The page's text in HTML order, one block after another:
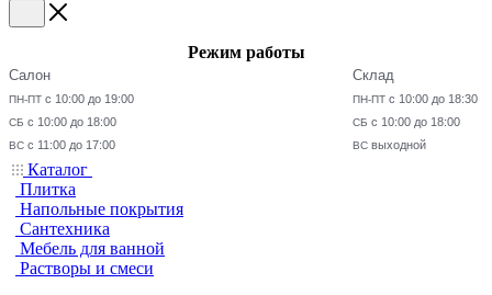
Режим работы
Салон
ПН-ПТ с 10:00 до 19:00
СБ с 10:00 до 18:00
ВС с 11:00 до 17:00
Склад
ПН-ПТ с 10:00 до 18:30
СБ с 10:00 до 18:00
ВС выходной
Каталог
Плитка
Напольные покрытия
Сантехника
Мебель для ванной
Растворы и смеси